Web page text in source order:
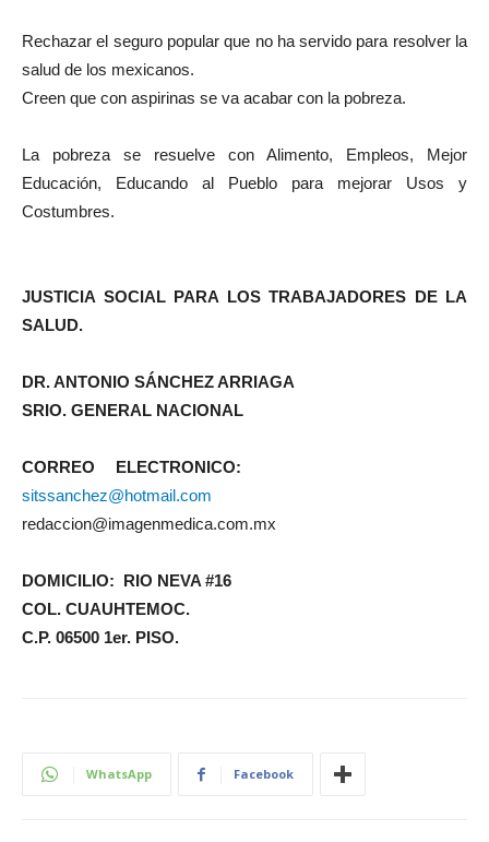
Rechazar el seguro popular que no ha servido para resolver la
salud de los mexicanos.
Creen que con aspirinas se va acabar con la pobreza.
La pobreza se resuelve con Alimento, Empleos, Mejor
Educación, Educando al Pueblo para mejorar Usos y
Costumbres.
JUSTICIA SOCIAL PARA LOS TRABAJADORES DE LA
SALUD.
DR. ANTONIO SÁNCHEZ ARRIAGA
SRIO. GENERAL NACIONAL
CORREO ELECTRONICO:
sitssanchez@hotmail.com
redaccion@imagenmedica.com.mx
DOMICILIO: RIO NEVA #16
COL. CUAUHTEMOC.
C.P. 06500 1er. PISO.
WhatsApp Facebook